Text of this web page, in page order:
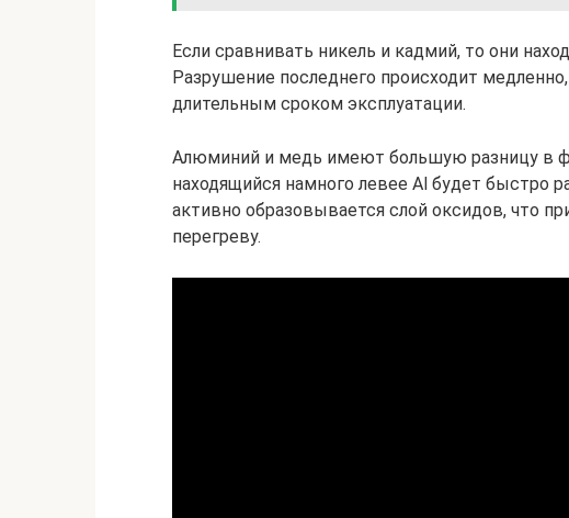
Если сравнивать никель и кадмий, то они
Разрушение последнего происходит
длительным сроком эксплуатации.
Алюминий и медь имеют большую разницу в
находящийся намного левее Al будет быстро
активно образовывается слой оксидов, что
перегреву.